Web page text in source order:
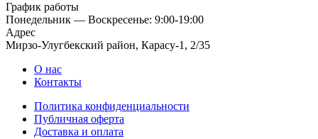
График работы
Понедельник — Воскресенье: 9:00-19:00
Адрес
Мирзо-Улугбекский район, Карасу-1, 2/35
О нас
Контакты
Политика конфиденциальности
Публичная оферта
Доставка и оплата